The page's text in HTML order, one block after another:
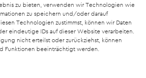
zu bieten, verwenden wir Technologien wie
zu speichern und/oder darauf
Technologien zustimmst, können wir Daten
eindeutige IDs auf dieser Website verarbeiten.
nicht erteilst oder zurückziehst, können
Funktionen beeinträchtigt werden.